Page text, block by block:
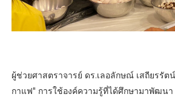
ผู้ช่วยศาสตราจารย์ ดร.เลอลักษณ์ เสถียรรัต
กาแฟ" การใช้องค์ความรู้ที่ได้ศึกษามาพัฒนา